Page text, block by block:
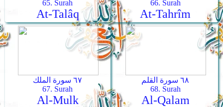
65. Surah
At-Talâq
66. Surah
At-Tahrîm
٦٧ سورة الملك
67. Surah
Al-Mulk
٦٨ سورة القلم
68. Surah
Al-Qalam